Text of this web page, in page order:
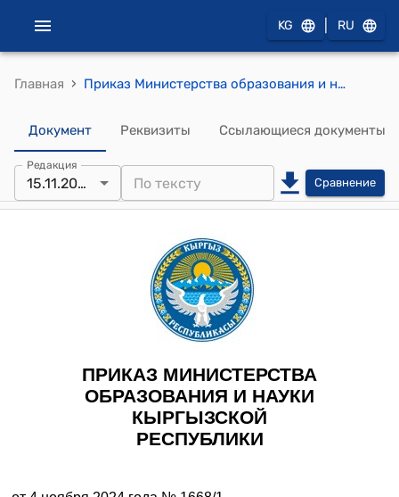
KG RU
Главная › Приказ Министерства образования и науки КР от 4 ноября 2024 года № 1668/1 "Об утверждении Государственных образовательных стандартов начального профессионального образования"
Документ Реквизиты Ссылающиеся документы
Редакция
15.11.2024 Сравнение